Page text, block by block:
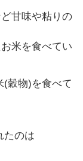
甘味や粘りの
米を食べてい
(穀物)を食べて
たのは